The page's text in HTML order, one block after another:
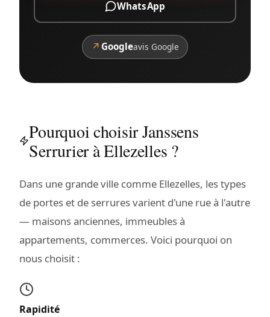
WhatsApp
↗ Googleavis Google
Pourquoi choisir Janssens
Serrurier à Ellezelles ?
Dans une grande ville comme Ellezelles, les types
de portes et de serrures varient d'une rue à l'autre
— maisons anciennes, immeubles à
appartements, commerces. Voici pourquoi on
nous choisit :
Rapidité